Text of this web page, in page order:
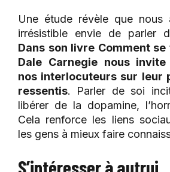
Une étude révèle que nous
irrésistible envie de parler
Dans son livre Comment
Dale Carnegie nous
nos interlocuteurs sur leur
ressentis. Parler de soi
libérer de la dopamine,
Cela renforce les liens
les gens à mieux faire